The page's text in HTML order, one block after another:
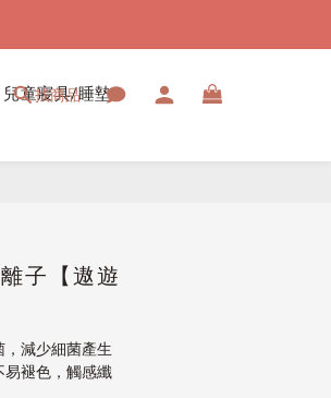
找商品
兒童寢具/睡墊
子【遨遊
減少細菌產生
易褪色，觸感纖